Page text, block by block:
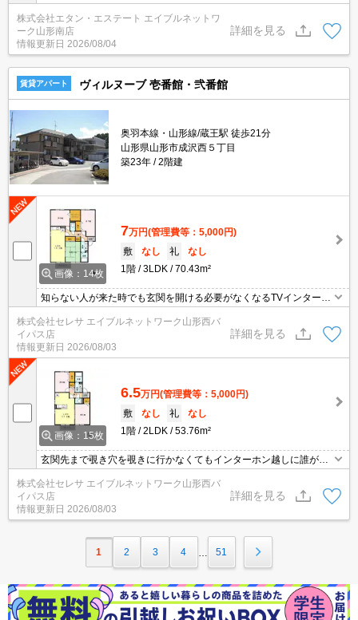
株式会社エタン・エステート エイブルネットワ
ーク山形南店
情報更新日 2026/08/04
詳細を見る
賃貸アパート ヴィルヌーブ 壱番館・弐番館
奥羽本線・山形線/蔵王駅 徒歩21分
山形県山形市成沢西５丁目
築23年
2階建
画像：14枚
7万円(管理費等：5,000円)
敷
なし 礼
なし
1階
3LDK 70.43m²
知らない人が来た時でも玄関を開ける必要がなくなるTVインターホ
ンが付いております。室内設備は洗面所独立・浴室乾燥機など充実
した設備を備え付けています。収納はクロゼット・シューズボック
スなど豊富なので、広々と空間を利用することも可能です。駐車ス
ペースももちろんご用意しております。バルコニーをご活用いただ
けます。
株式会社セレサ エイブルネットワーク山形西バ
イパス店
情報更新日 2026/08/03
詳細を見る
画像：15枚
6.5万円(管理費等：5,000円)
敷
なし 礼
なし
1階
2LDK 53.76m²
玄関先まで覗き穴を覗きに行かなくてもインターホン越しに誰が来
たのかを確認できるので防犯対策につながります。収納はクロゼッ
ト・シューズボックスなどが備え付けられているので、衣類や日用
品の収納に重宝します。室内設備は浴室乾燥機・洗面所独立などが
揃っているので、快適に過ごしやすいお部屋になります。駐輪場付
きのアパートです。
株式会社セレサ エイブルネットワーク山形西バ
イパス店
情報更新日 2026/08/03
詳細を見る
1 2 3 4 51